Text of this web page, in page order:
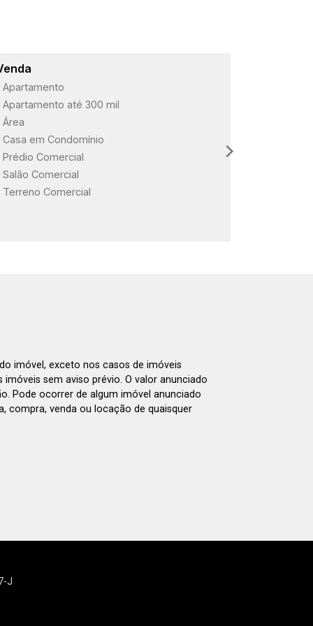
Apartamento
Apartamento até 300 mil
Área
Casa em Condomínio
Prédio Comercial
Salão Comercial
Terreno Comercial
imóvel, exceto nos casos de imóveis
sem aviso prévio. O valor anunciado
Pode ocorrer de algum imóvel anunciado
compra, venda ou locação de quaisquer
J